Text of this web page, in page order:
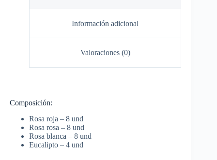
Información adicional
Valoraciones (0)
Composición:
Rosa roja – 8 und
Rosa rosa – 8 und
Rosa blanca – 8 und
Eucalipto – 4 und